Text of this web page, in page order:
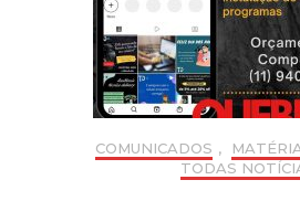
COMUNICADOS ,
TODAS